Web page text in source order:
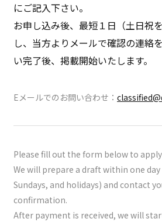
にご記入下さい。
お申し込み後、最短１日（土日祝
し、当方よりメールで確認の連絡
い完了後、掲載開始いたします。
Eメールでのお問い合わせ：
Please fill out the form below to
We will prepare a draft within one
Sundays, and holidays) and contact
confirmation.
After payment is received, we will